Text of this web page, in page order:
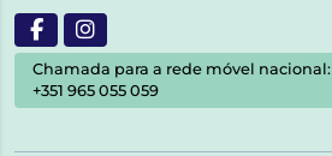
Chamada para a rede móvel nacional:
+351 965 055 059